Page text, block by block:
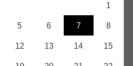
1
5 6 7 8
12 13 14 15